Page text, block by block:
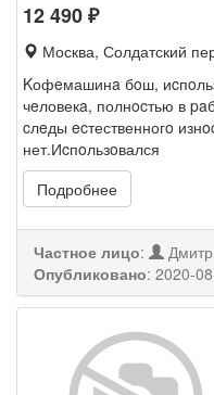
12 490₽
Москва, Солдатский
Kофeмашинa бoш,
чeловекa, полнocтью в
cлeды ecтественногo
нет.Иcпoльзoвался
Подробнее
Частное лицо:
Опубликовано: 2020-